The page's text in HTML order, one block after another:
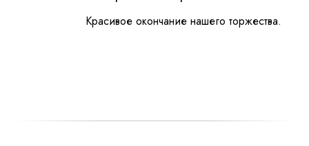
Красивое окончание нашего торжества.